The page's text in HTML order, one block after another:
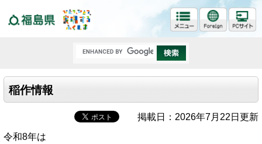
稲作情報
掲載日：2026年7月22日更新
令和8年は